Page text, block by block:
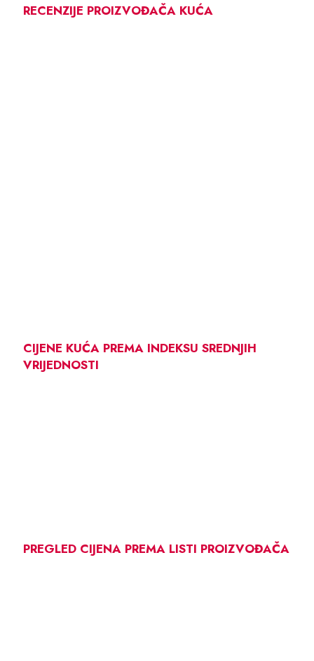
RECENZIJE PROIZVOĐAČA KUĆA
CIJENE KUĆA PREMA INDEKSU SREDNJIH
VRIJEDNOSTI
PREGLED CIJENA PREMA LISTI PROIZVOĐAČA